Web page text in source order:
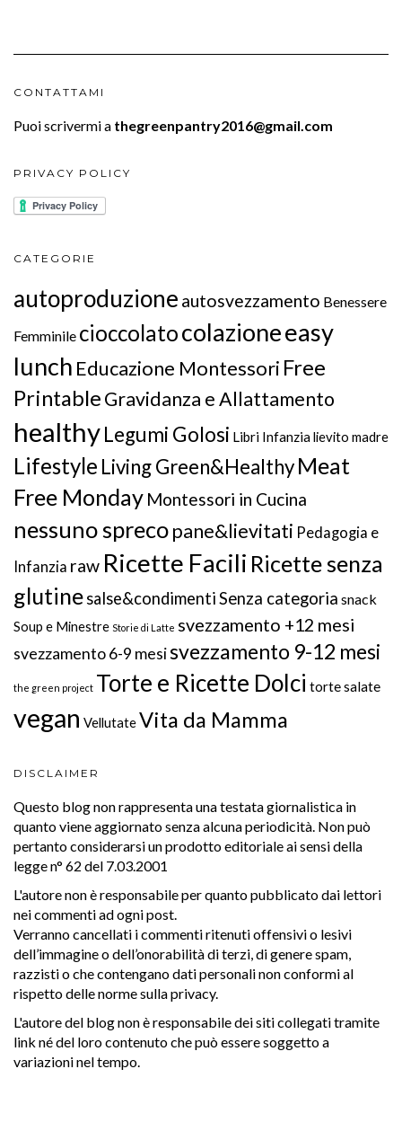
CONTATTAMI
Puoi scrivermi a thegreenpantry2016@gmail.com
PRIVACY POLICY
CATEGORIE
autoproduzione autosvezzamento Benessere
Femminile cioccolatocolazioneeasy
lunch Educazione Montessori Free
PrintableGravidanza e Allattamento
healthyLegumi Golosi Libri Infanzialievito madre
Lifestyle Living Green&HealthyMeat
Free Monday Montessori in Cucina
nessuno sprecopane&lievitati Pedagogia e
Infanzia raw Ricette Facili Ricette senza
glutinesalse&condimentiSenza categoria snack
Soup e Minestre Storie di Latte svezzamento +12 mesi
svezzamento 6-9 mesisvezzamento 9-12 mesi
the green project Torte e Ricette Dolci torte salate
vegan VellutateVita da Mamma
DISCLAIMER
Questo blog non rappresenta una testata giornalistica in
quanto viene aggiornato senza alcuna periodicità. Non può
pertanto considerarsi un prodotto editoriale ai sensi della
legge n° 62 del 7.03.2001
L'autore non è responsabile per quanto pubblicato dai lettori
nei commenti ad ogni post.
Verranno cancellati i commenti ritenuti offensivi o lesivi
dell’immagine o dell’onorabilità di terzi, di genere spam,
razzisti o che contengano dati personali non conformi al
rispetto delle norme sulla privacy.
L'autore del blog non è responsabile dei siti collegati tramite
link né del loro contenuto che può essere soggetto a
variazioni nel tempo.